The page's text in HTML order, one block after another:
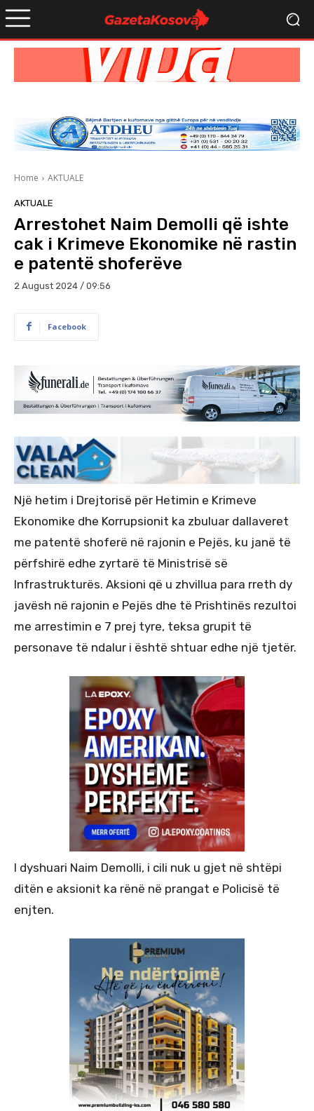
Home AKTUALE
AKTUALE
Arrestohet Naim Demolli që ishte
cak i Krimeve Ekonomike në rastin
e patentë shoferëve
2 August 2024 / 09:56
Facebook
Një hetim i Drejtorisë për Hetimin e Krimeve
Ekonomike dhe Korrupsionit ka zbuluar dallaveret
me patentë shoferë në rajonin e Pejës, ku janë të
përfshirë edhe zyrtarë të Ministrisë së
Infrastrukturës. Aksioni që u zhvillua para rreth dy
javësh në rajonin e Pejës dhe të Prishtinës rezultoi
me arrestimin e 7 prej tyre, teksa grupit të
personave të ndalur i është shtuar edhe një tjetër.
I dyshuari Naim Demolli, i cili nuk u gjet në shtëpi
ditën e aksionit ka rënë në prangat e Policisë të
enjten.